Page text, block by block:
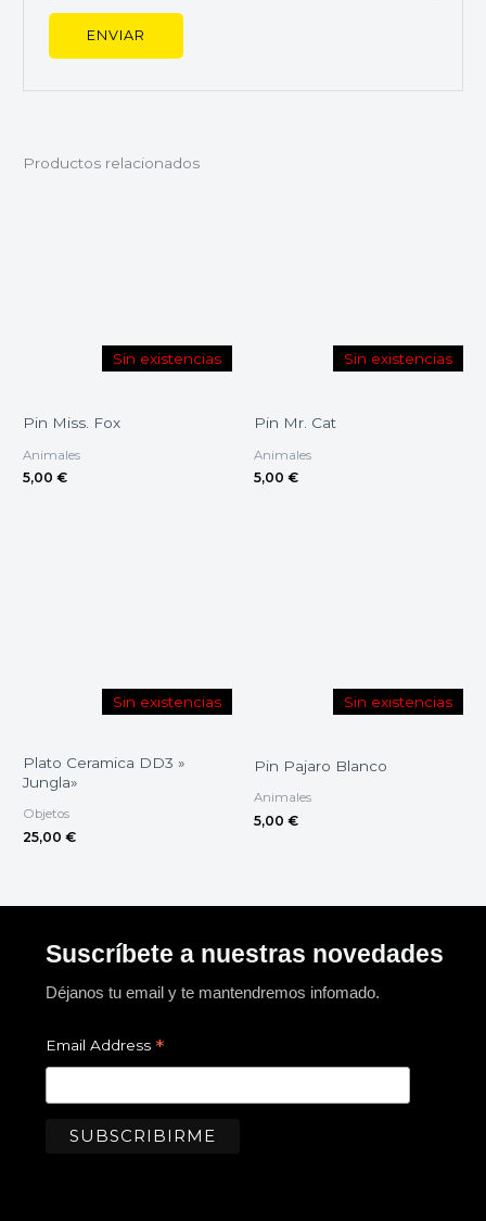
Productos relacionados
Sin existencias
Pin Miss. Fox
Animales
5,00 €
Sin existencias
Pin Mr. Cat
Animales
5,00 €
Sin existencias
Plato Ceramica DD3 »
Jungla»
Objetos
25,00 €
Sin existencias
Pin Pajaro Blanco
Animales
5,00 €
Suscríbete a nuestras novedades
Déjanos tu email y te mantendremos infomado.
Email Address *